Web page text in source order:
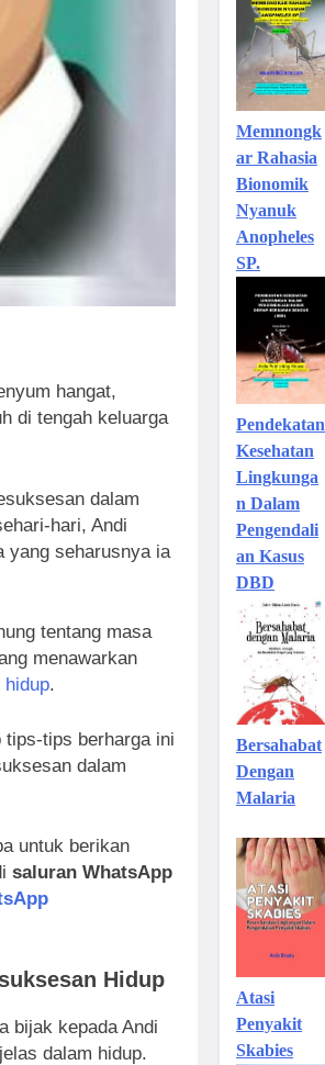
hangat,
di tengah keluarga
dalam
hari, Andi
yang seharusnya ia
tentang masa
menawarkan
.
tips-tips berharga ini
dalam
untuk berikan
saluran WhatsApp
Hidup
bijak kepada Andi
dalam hidup.
Memnongk
ar Rahasia
Bionomik
Nyanuk
Anopheles
SP.
Pendekatan
Kesehatan
Lingkunga
n Dalam
Pengendali
an Kasus
DBD
Bersahabat
Dengan
Malaria
Atasi
Penyakit
Skabies